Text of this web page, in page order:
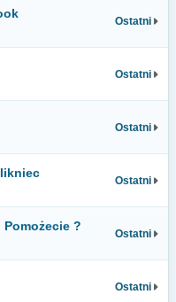
Ostatni
Ostatni
Ostatni
Ostatni
?
Ostatni
Ostatni